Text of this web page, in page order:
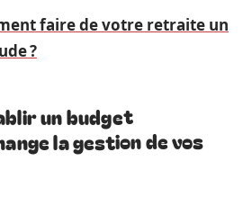
faire de votre retraite un
?
un budget
la gestion de vos